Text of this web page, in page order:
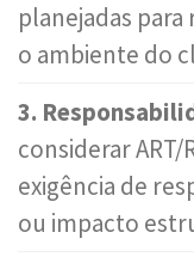
planejadas
o ambiente do
3.
considerar ART/
exigência de
ou impacto